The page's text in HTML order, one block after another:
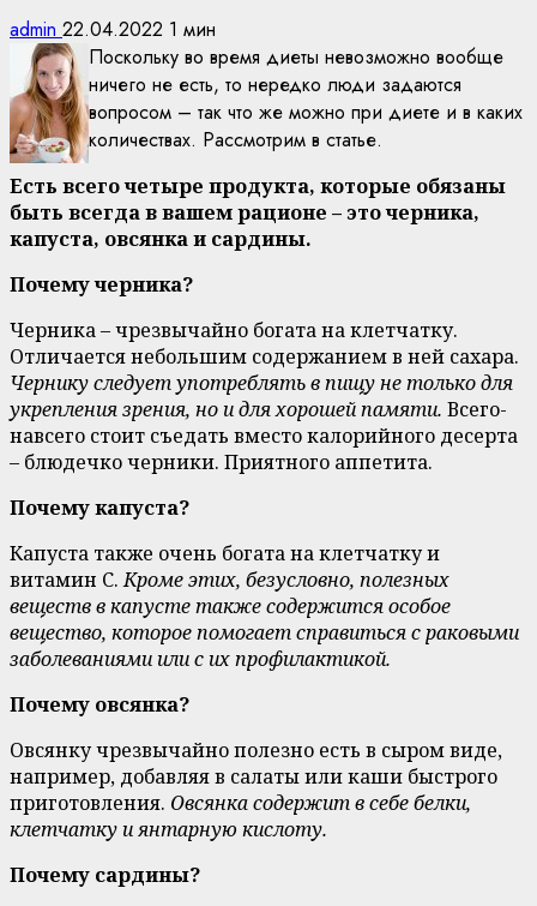
admin 22.04.2022 1 мин
Поскольку во время диеты невозможно вообще
ничего не есть, то нередко люди задаются
вопросом – так что же можно при диете и в каких
количествах. Рассмотрим в статье.
Есть всего четыре продукта, которые обязаны
быть всегда в вашем рационе – это черника,
капуста, овсянка и сардины.
Почему черника?
Черника – чрезвычайно богата на клетчатку.
Отличается небольшим содержанием в ней сахара.
Чернику следует употреблять в пищу не только для
укрепления зрения, но и для хорошей памяти. Всего-
навсего стоит съедать вместо калорийного десерта
– блюдечко черники. Приятного аппетита.
Почему капуста?
Капуста также очень богата на клетчатку и
витамин С.Кроме этих, безусловно, полезных
веществ в капусте также содержится особое
вещество, которое помогает справиться с раковыми
заболеваниями или с их профилактикой.
Почему овсянка?
Овсянку чрезвычайно полезно есть в сыром виде,
например, добавляя в салаты или каши быстрого
приготовления. Овсянка содержит в себе белки,
клетчатку и янтарную кислоту.
Почему сардины?